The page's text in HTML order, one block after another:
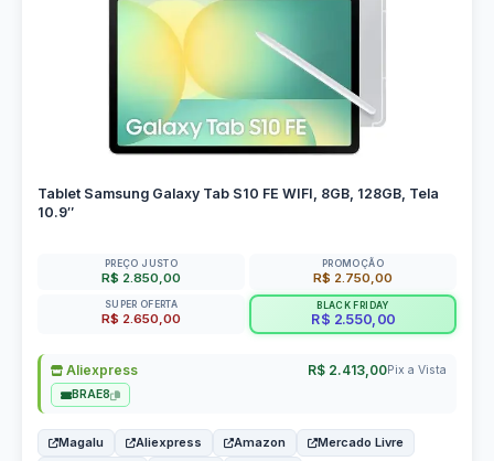
Tablet Samsung Galaxy Tab S10 FE WIFI, 8GB, 128GB, Tela
10.9″
PREÇO JUSTO
R$ 2.850,00
PROMOÇÃO
R$ 2.750,00
SUPER OFERTA
R$ 2.650,00
BLACK FRIDAY
R$ 2.550,00
Aliexpress R$ 2.413,00Pix a Vista
BRAE8
Magalu Aliexpress Amazon
Mercado Livre